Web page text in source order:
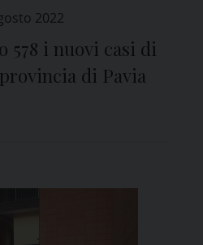
2022
578 i nuovi casi di
di Pavia